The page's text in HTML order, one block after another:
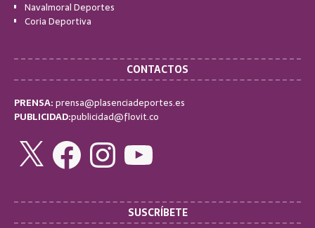
Navalmoral Deportes
Coria Deportiva
CONTACTOS
PRENSA:prensa@plasenciadeportes.es
PUBLICIDAD:publicidad@flovit.co
SUSCRÍBETE